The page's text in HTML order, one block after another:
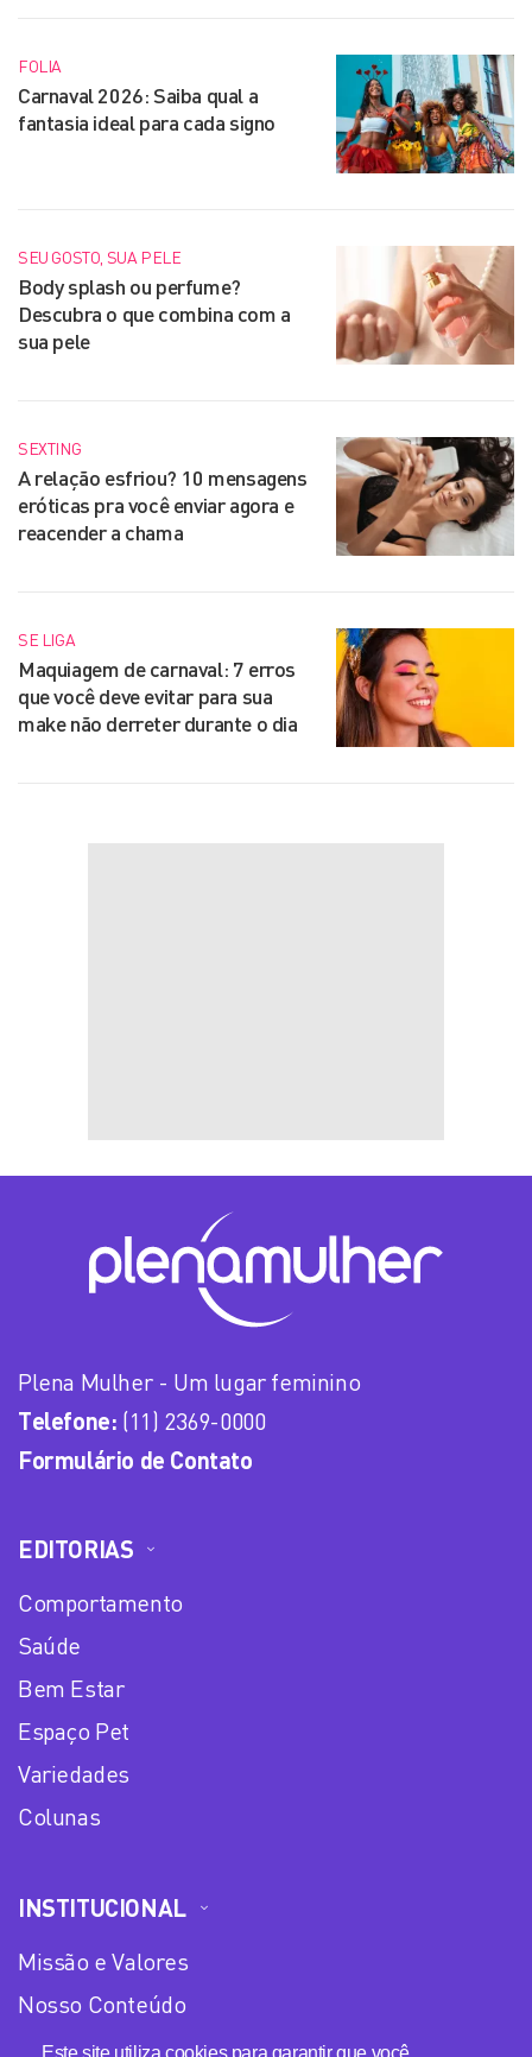
FOLIA
Carnaval 2026: Saiba qual a
fantasia ideal para cada signo
SEU GOSTO, SUA PELE
Body splash ou perfume?
Descubra o que combina com a
sua pele
SEXTING
A relação esfriou? 10 mensagens
eróticas pra você enviar agora e
reacender a chama
SE LIGA
Maquiagem de carnaval: 7 erros
que você deve evitar para sua
make não derreter durante o dia
Plena Mulher - Um lugar feminino
Telefone: (11) 2369-0000
Formulário de Contato
EDITORIAS
Comportamento
Saúde
Bem Estar
Espaço Pet
Variedades
Colunas
INSTITUCIONAL
Missão e Valores
Nosso Conteúdo
Equipe